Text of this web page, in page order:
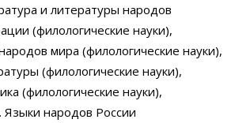
и литературы народов
(филологические науки),
мира (филологические науки),
(филологические науки),
(филологические науки),
Языки народов России